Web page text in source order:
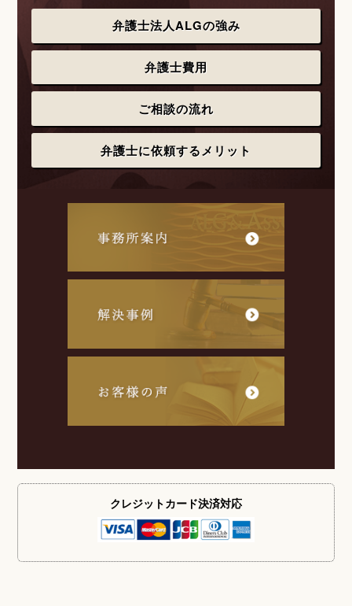
弁護士法人ALGの強み
弁護士費用
ご相談の流れ
弁護士に依頼するメリット
クレジットカード決済対応